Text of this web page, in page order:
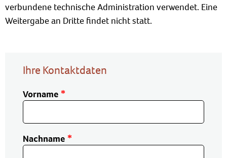
verbundene technische Administration verwendet. Eine
Weitergabe an Dritte findet nicht statt.
Ihre Kontaktdaten
Vorname
Nachname